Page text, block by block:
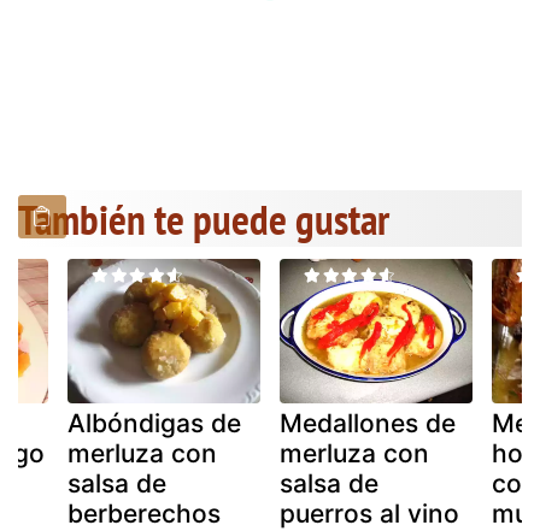
También te puede gustar
Albóndigas de
merluza con
salsa de
berberechos
Medallones de
merluza con
salsa de
puerros al vino